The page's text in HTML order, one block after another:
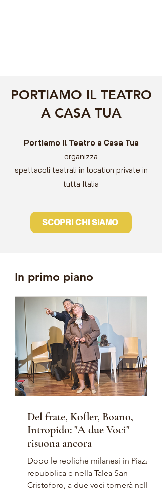
PORTIAMO IL TEATRO
A CASA TUA
Portiamo il Teatro a Casa Tua
organizza
spettacoli teatrali in location private in
tutta Italia
SCOPRI CHI SIAMO
In primo piano
Del frate, Kofler, Boano,
Intropido: "A due Voci"
risuona ancora
Dopo le repliche milanesi in Piazza
repubblica e nella Talea San
Cristoforo, a due voci tornerà nella